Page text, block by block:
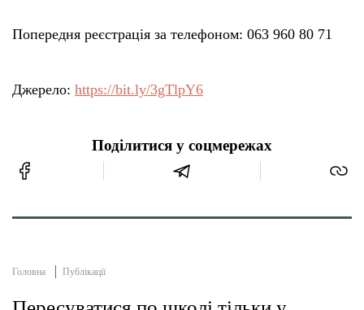
Попередня реєстрація за телефоном: 063 960 80 71
Джерело: https://bit.ly/3gTlpY6
Поділитися у соцмережах
Головна Публікації